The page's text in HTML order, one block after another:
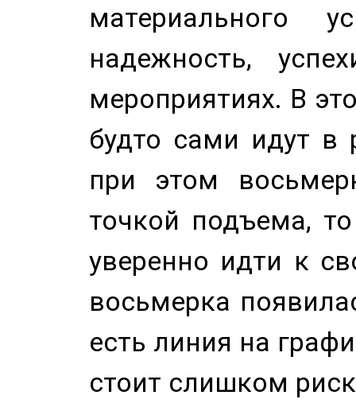
материального
надежность,
мероприятиях. В
будто сами идут в
при этом
точкой подъема,
уверенно идти к
восьмерка
есть линия на
стоит слишком